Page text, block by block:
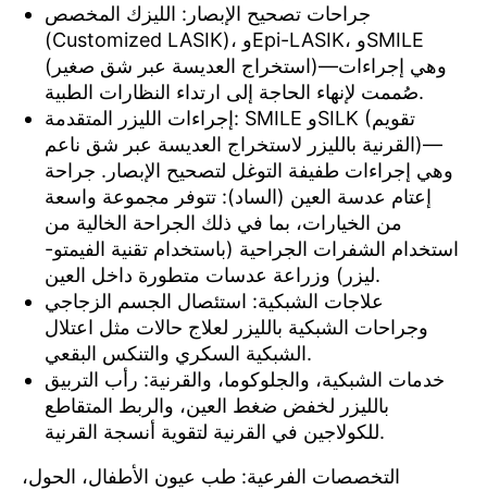
جراحات تصحيح الإبصار: الليزك المخصص
(Customized LASIK)، وEpi-LASIK، وSMILE
(استخراج العديسة عبر شق صغير)—وهي إجراءات
صُممت لإنهاء الحاجة إلى ارتداء النظارات الطبية.
إجراءات الليزر المتقدمة: SMILE وSILK (تقويم
القرنية بالليزر لاستخراج العديسة عبر شق ناعم)—
وهي إجراءات طفيفة التوغل لتصحيح الإبصار. جراحة
إعتام عدسة العين (الساد): تتوفر مجموعة واسعة
من الخيارات، بما في ذلك الجراحة الخالية من
استخدام الشفرات الجراحية (باستخدام تقنية الفيمتو-
ليزر) وزراعة عدسات متطورة داخل العين.
علاجات الشبكية: استئصال الجسم الزجاجي
وجراحات الشبكية بالليزر لعلاج حالات مثل اعتلال
الشبكية السكري والتنكس البقعي.
خدمات الشبكية، والجلوكوما، والقرنية: رأب التربيق
بالليزر لخفض ضغط العين، والربط المتقاطع
للكولاجين في القرنية لتقوية أنسجة القرنية.
التخصصات الفرعية: طب عيون الأطفال، الحول،